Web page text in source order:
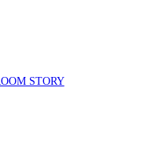
STORY